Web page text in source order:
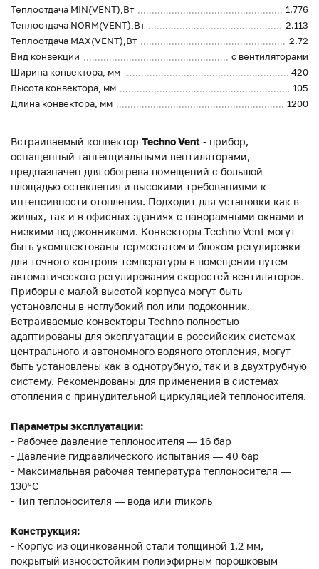
Теплоотдача MIN(VENT),Вт
1.776
Теплоотдача NORM(VENT),Вт
2.113
Теплоотдача MAX(VENT),Вт
2.72
Вид конвекции
с вентиляторами
Ширина конвектора, мм
420
Высота конвектора, мм
105
Длина конвектора, мм
1200
Встраиваемый конвектор Techno Vent - прибор,
оснащенный тангенциальными вентиляторами,
предназначен для обогрева помещений с большой
площадью остекления и высокими требованиями к
интенсивности отопления. Подходит для установки как в
жилых, так и в офисных зданиях с панорамными окнами и
низкими подоконниками. Конвекторы Techno Vent могут
быть укомплектованы термостатом и блоком регулировки
для точного контроля температуры в помещении путем
автоматического регулирования скоростей вентиляторов.
Приборы с малой высотой корпуса могут быть
установлены в неглубокий пол или подоконник.
Встраиваемые конвекторы Techno полностью
адаптированы для эксплуатации в российских системах
центрального и автономного водяного отопления, могут
быть установлены как в однотрубную, так и в двухтрубную
систему. Рекомендованы для применения в системах
отопления с принудительной циркуляцией теплоносителя.
Параметры эксплуатации:
- Рабочее давление теплоносителя — 16 бар
- Давление гидравлического испытания — 40 бар
- Максимальная рабочая температура теплоносителя —
130°С
- Тип теплоносителя — вода или гликоль
Конструкция:
- Корпус из оцинкованной стали толщиной 1,2 мм,
покрытый износостойким полиэфирным порошковым